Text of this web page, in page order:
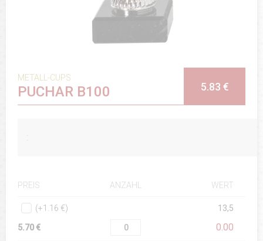
METALL-CUPS
PUCHAR B100 5.83 €
:
PREIS ANZAHL WERT
(+1.16 €) 13,5
5.70 € 0.00